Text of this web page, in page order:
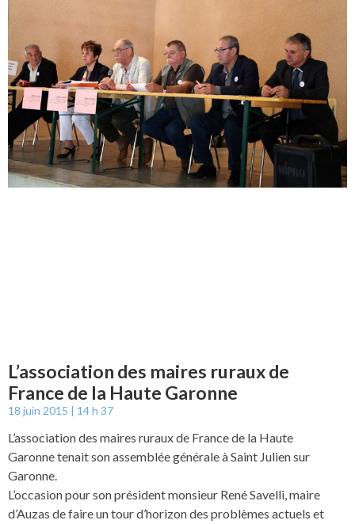
L’association des maires ruraux de
France de la Haute Garonne
18 juin 2015 14 h 37
L’association des maires ruraux de France de la Haute
Garonne tenait son assemblée générale à Saint Julien sur
Garonne.
L’occasion pour son président monsieur René Savelli, maire
d’Auzas de faire un tour d’horizon des problèmes actuels et